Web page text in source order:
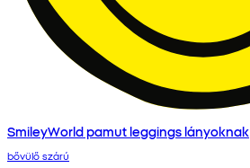
SmileyWorld pamut leggings lányoknak
bővülő szárú